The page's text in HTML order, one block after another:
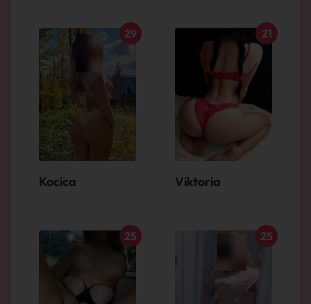
Kocica
29
Viktoria
21
25 25